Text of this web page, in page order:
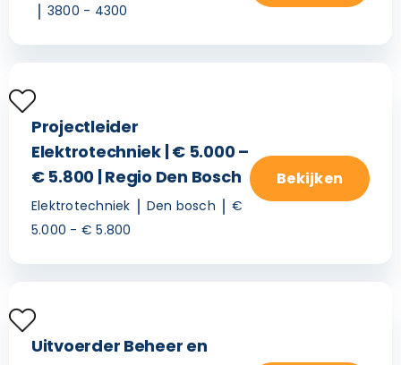
3800 - 4300
Projectleider
Elektrotechniek | € 5.000 –
€ 5.800 | Regio Den Bosch
Elektrotechniek Den bosch
€
5.000 - € 5.800
Bekijken
Uitvoerder Beheer en